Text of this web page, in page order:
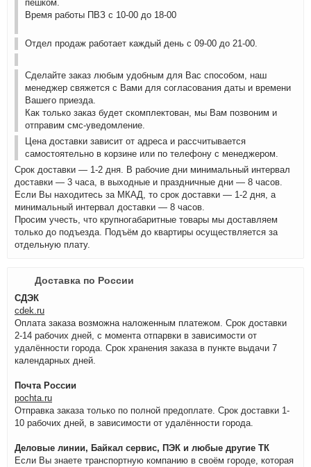
пешком.
Время работы ПВЗ с 10-00 до 18-00
Отдел продаж работает каждый день с 09-00 до 21-00.
Сделайте заказ любым удобным для Вас способом, наш
менеджер свяжется с Вами для согласования даты и времени
Вашего приезда.
Как только заказ будет скомплектован, мы Вам позвоним и
отправим смс-уведомление.
Цена доставки зависит от адреса и рассчитывается
самостоятельно в корзине или по телефону с менеджером.
Срок доставки — 1-2 дня. В рабочие дни минимальный интервал
доставки — 3 часа, в выходные и праздничные дни — 8 часов.
Если Вы находитесь за МКАД, то срок доставки — 1-2 дня, а
минимальный интервал доставки — 8 часов.
Просим учесть, что крупногабаритные товары мы доставляем
только до подъезда. Подъём до квартиры осуществляется за
отдельную плату.
Доставка по России
СДЭК
cdek.ru
Оплата заказа возможна наложенным платежом. Срок доставки
2-14 рабочих дней, с момента отпарвки в зависимости от
удалённости города. Срок хранения заказа в пункте выдачи 7
календарных дней.
Почта России
pochta.ru
Отправка заказа только по полной предоплате. Срок доставки 1-
10 рабочих дней, в зависимости от удалённости города.
Деловые линии, Байкал сервис, ПЭК и любые другие ТК
Если Вы знаете транспортную компанию в своём городе, которая